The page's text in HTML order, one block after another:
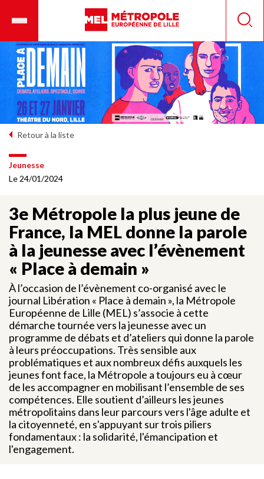
principal
mobile
Retour à la liste
Jeunesse
Le 24/01/2024
3e Métropole la plus jeune de
France, la MEL donne la parole
à la jeunesse avec l’évènement
« Place à demain »
À l’occasion de l’évènement co-organisé avec le
journal Libération « Place à demain », la Métropole
Européenne de Lille (MEL) s’associe à cette
démarche tournée vers la jeunesse avec un
programme de débats et d’ateliers qui donne la parole
à leurs préoccupations. Très sensible aux
problématiques et aux nombreux défis auxquels les
jeunes font face, la Métropole a toujours eu à cœur
de les accompagner en mobilisant l’ensemble de ses
compétences. Elle soutient d’ailleurs les jeunes
métropolitains dans leur parcours vers l'âge adulte et
la citoyenneté, en s'appuyant sur trois piliers
fondamentaux : la solidarité, l'émancipation et
l'engagement.
Panneau de gestion des cookies